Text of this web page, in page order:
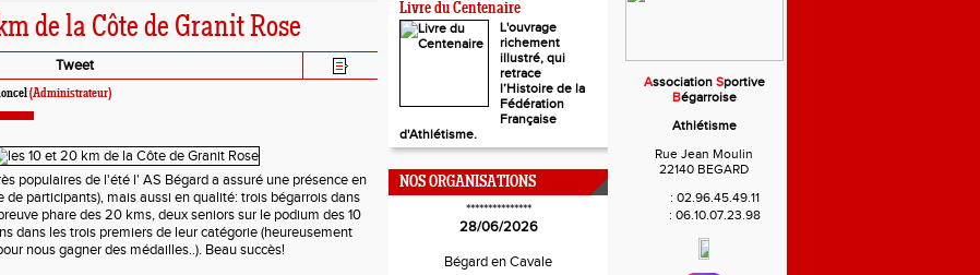
de la Côte de Granit Rose
Tweet
(Administrateur)
populaires de l'été l' AS Bégard a assuré une présence en
de participants), mais aussi en qualité: trois bégarrois dans
phare des 20 kms, deux seniors sur le podium des 10
dans les trois premiers de leur catégorie (heureusement
nous gagner des médailles..). Beau succès!
Livre du Centenaire
L'ouvrage
richement
illustré, qui
retrace
l’Histoire de la
Fédération
Française
d'Athlétisme.
NOS ORGANISATIONS
***************
28/06/2026
Bégard en Cavale
Association Sportive
Bégarroise
Athlétisme
Rue Jean Moulin
22140 BEGARD
: 02.96.45.49.11
: 06.10.07.23.98